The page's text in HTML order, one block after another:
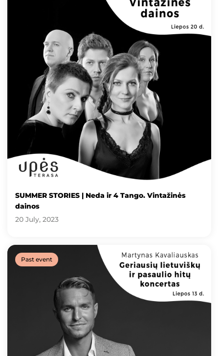
SUMMER STORIES | Neda ir 4 Tango. Vintažinės
dainos
20 July, 2023
Past event